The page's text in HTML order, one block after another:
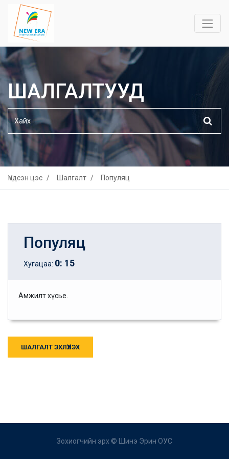
ШАЛГАЛТУУД
Үндсэн цэс Шалгалт Популяц
Популяц
Хугацаа: 0: 15
Амжилт хүсье.
ШАЛГАЛТ ЭХЛҮҮЛЭХ
Зохиогчийн эрх © Шинэ Эрин ОУС